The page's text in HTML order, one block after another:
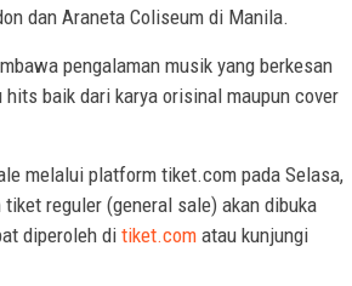
dan Araneta Coliseum di Manila.
pengalaman musik yang berkesan
baik dari karya orisinal maupun cover
melalui platform tiket.com pada Selasa,
reguler (general sale) akan dibuka
diperoleh di tiket.com atau kunjungi